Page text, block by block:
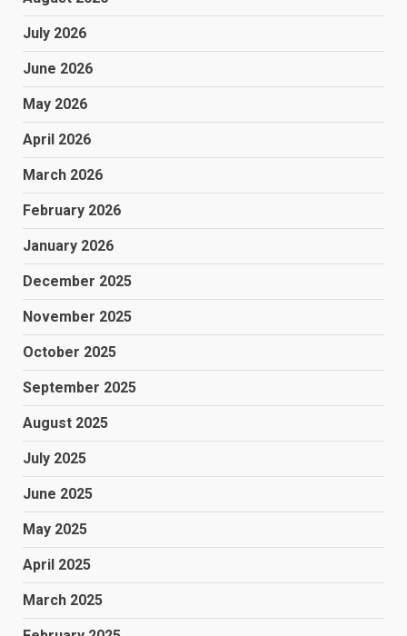
July 2026
June 2026
May 2026
April 2026
March 2026
February 2026
January 2026
December 2025
November 2025
October 2025
September 2025
August 2025
July 2025
June 2025
May 2025
April 2025
March 2025